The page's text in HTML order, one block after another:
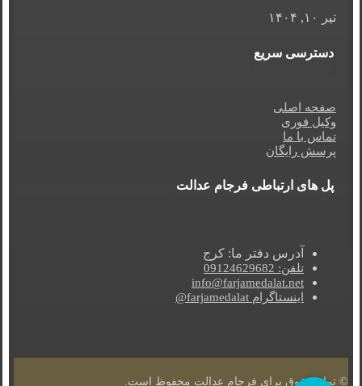
تیر ۱۰, ۱۴۰۴
دسترسی سریع
صفحه اصلی
وکیل فوری
تماس با ما
پرسش رایگان
پل های ارتباطی فرجام عدالت
آدرس دفتر ما: کرج
تلفن: 09124629682
info@farjamedalat.net
اینستاگرام farjamedalat@
© تمام حقوق برای فرجام عدالت محفوظ است.